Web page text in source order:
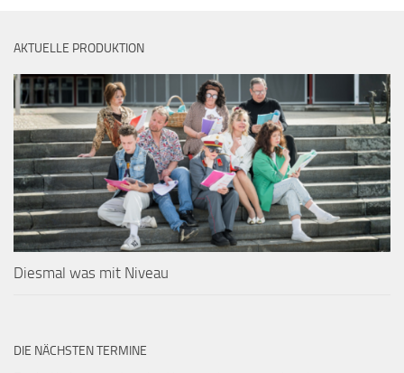
AKTUELLE PRODUKTION
Diesmal was mit Niveau
DIE NÄCHSTEN TERMINE